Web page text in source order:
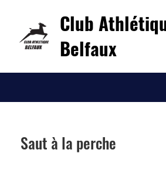
Club
Belfaux
Saut à la perche